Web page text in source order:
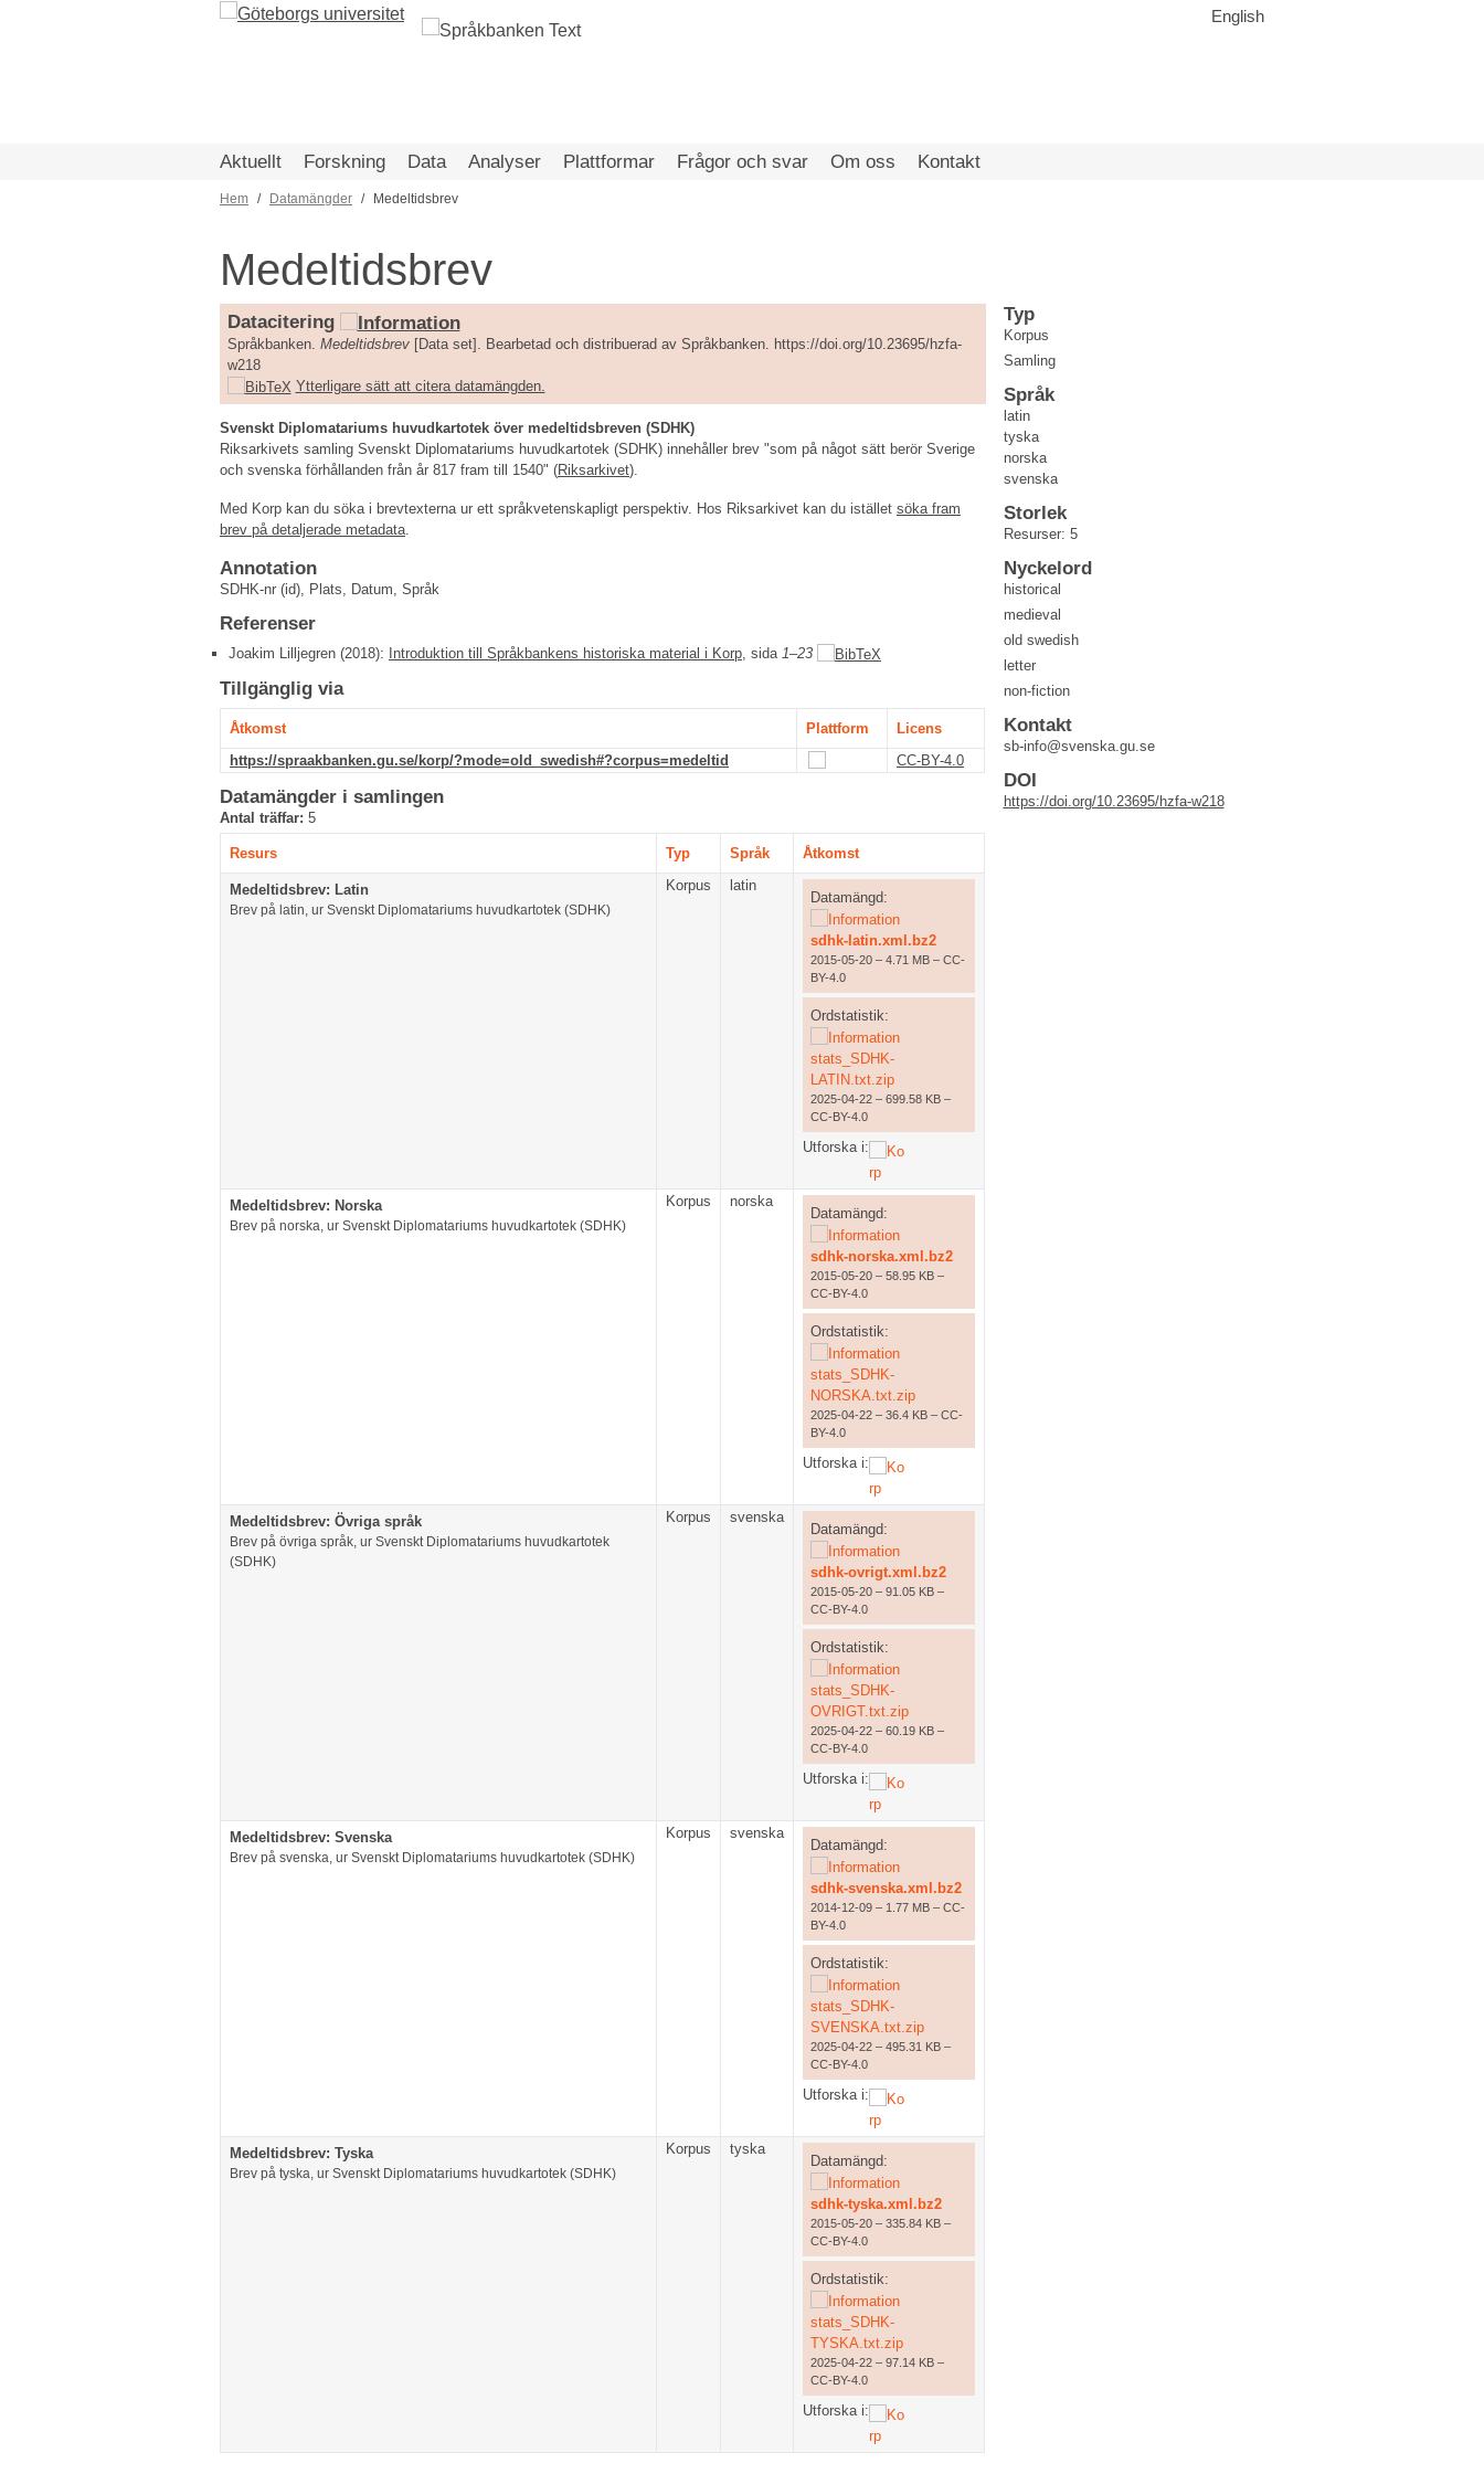
English
Aktuellt Forskning Data Analyser Plattformar Frågor och svar Om oss Kontakt
Länkstig
Hem Datamängder Medeltidsbrev
Medeltidsbrev
Datacitering
Språkbanken. Medeltidsbrev[Data set]. Bearbetad och distribuerad av Språkbanken. https://doi.org/10.23695/hzfa-
w218
Ytterligare sätt att citera datamängden.
Svenskt Diplomatariums huvudkartotek över medeltidsbreven (SDHK)
Riksarkivets samling Svenskt Diplomatariums huvudkartotek (SDHK) innehåller brev "som på något sätt berör Sverige
och svenska förhållanden från år 817 fram till 1540" (Riksarkivet).
Med Korp kan du söka i brevtexterna ur ett språkvetenskapligt perspektiv. Hos Riksarkivet kan du istället söka fram
brev på detaljerade metadata.
Annotation
SDHK-nr (id), Plats, Datum, Språk
Referenser
Joakim Lilljegren (2018): Introduktion till Språkbankens historiska material i Korp, sida 1–23
Tillgänglig via
Åtkomst Plattform
Licens
https://spraakbanken.gu.se/korp/?mode=old_swedish#?corpus=medeltid
CC-BY-4.0
Datamängder i samlingen
Antal träffar: 5
Resurs Typ Språk Åtkomst
Medeltidsbrev: Latin
Brev på latin, ur Svenskt Diplomatariums huvudkartotek (SDHK)
Korpus latin
Datamängd:
sdhk-latin.xml.bz2
2015-05-20 – 4.71 MB – CC-
BY-4.0
Ordstatistik:
stats_SDHK-
LATIN.txt.zip
2025-04-22 – 699.58 KB –
CC-BY-4.0
Utforska i:
Medeltidsbrev: Norska
Brev på norska, ur Svenskt Diplomatariums huvudkartotek (SDHK)
Korpus norska
Datamängd:
sdhk-norska.xml.bz2
2015-05-20 – 58.95 KB –
CC-BY-4.0
Ordstatistik:
stats_SDHK-
NORSKA.txt.zip
2025-04-22 – 36.4 KB – CC-
BY-4.0
Utforska i:
Medeltidsbrev: Övriga språk
Brev på övriga språk, ur Svenskt Diplomatariums huvudkartotek
(SDHK)
Korpus svenska
Datamängd:
sdhk-ovrigt.xml.bz2
2015-05-20 – 91.05 KB –
CC-BY-4.0
Ordstatistik:
stats_SDHK-
OVRIGT.txt.zip
2025-04-22 – 60.19 KB –
CC-BY-4.0
Utforska i:
Medeltidsbrev: Svenska
Brev på svenska, ur Svenskt Diplomatariums huvudkartotek (SDHK)
Korpus svenska
Datamängd:
sdhk-svenska.xml.bz2
2014-12-09 – 1.77 MB – CC-
BY-4.0
Ordstatistik:
stats_SDHK-
SVENSKA.txt.zip
2025-04-22 – 495.31 KB –
CC-BY-4.0
Utforska i:
Medeltidsbrev: Tyska
Brev på tyska, ur Svenskt Diplomatariums huvudkartotek (SDHK)
Korpus tyska
Datamängd:
sdhk-tyska.xml.bz2
2015-05-20 – 335.84 KB –
CC-BY-4.0
Ordstatistik:
stats_SDHK-
TYSKA.txt.zip
2025-04-22 – 97.14 KB –
CC-BY-4.0
Utforska i:
Typ
Korpus
Samling
Språk
latin
tyska
norska
svenska
Storlek
Resurser: 5
Nyckelord
historical
medieval
old swedish
letter
non-fiction
Kontakt
sb-info@svenska.gu.se
DOI
https://doi.org/10.23695/hzfa-w218